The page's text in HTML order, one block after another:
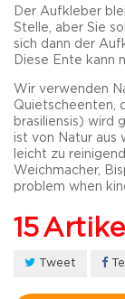
Der Aufkleber
Stelle, aber Sie
sich dann der
Diese Ente kann
Wir verwenden
Quietscheenten,
brasiliensis) wird
ist von Natur aus
leicht zu
Weichmacher,
problem when
15Artikel
Tweet